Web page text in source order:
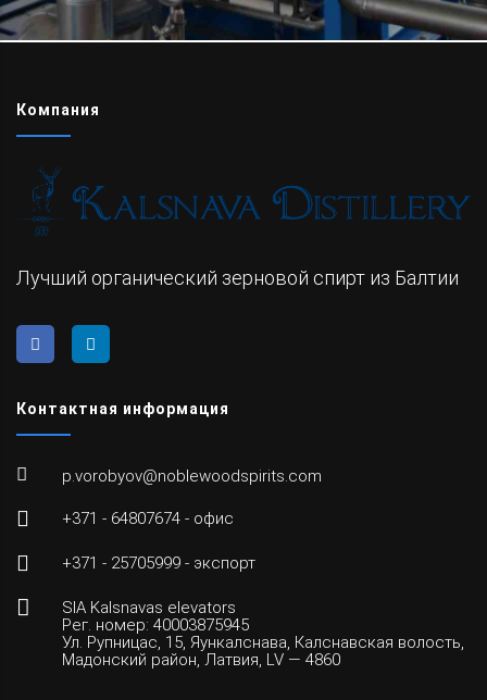
Компания
Лучший органический зерновой спирт из Балтии
Контактная информация
p.vorobyov@noblewoodspirits.com
+371 - 64807674 - офис
+371 - 25705999 - экспорт
SIA Kalsnavas elevators
Рег. номер: 40003875945
Ул. Рупницас, 15, Яункалснава, Калснавская волость,
Мадонский район, Латвия, LV — 4860